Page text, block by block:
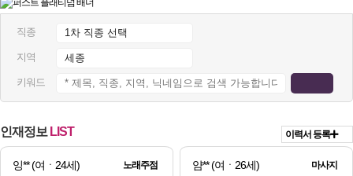
직종
지역
키워드
인재정보 LIST 이력서 등록
잉**(여ㆍ24세) 노래주점 얌**(여ㆍ26세) 마사지